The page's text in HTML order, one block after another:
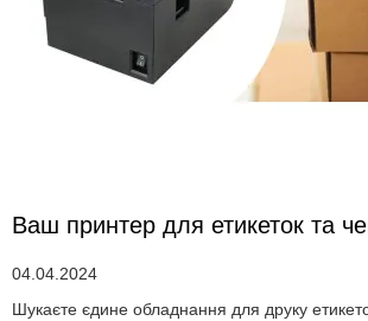
Ваш принтер для етикеток та
04.04.2024
Шукаєте єдине обладнання для друку